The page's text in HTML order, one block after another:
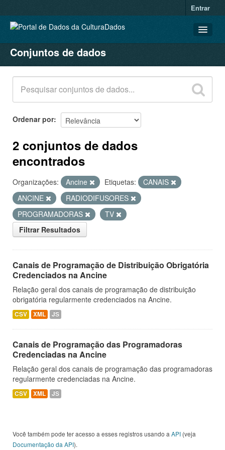
Entrar
CONJUNTOS DE DADOS
ORGANIZAÇÕES
GRUPOS
SOBRE
Conjuntos de dados
Ordenar por
2 conjuntos de dados
encontrados
Organizações: Ancine Etiquetas:
CANAIS
ANCINE
RADIODIFUSORES
PROGRAMADORAS
TV
Filtrar Resultados
Canais de Programação de Distribuição Obrigatória
Credenciados na Ancine
Relação geral dos canais de programação de distribuição
obrigatória regularmente credenciados na Ancine.
CSV XML JS
Canais de Programação das Programadoras
Credenciadas na Ancine
Relação geral dos canais de programação das programadoras
regularmente credenciadas na Ancine.
CSV XML JS
Você também pode ter acesso a esses registros usando a API (veja
Documentação da API).